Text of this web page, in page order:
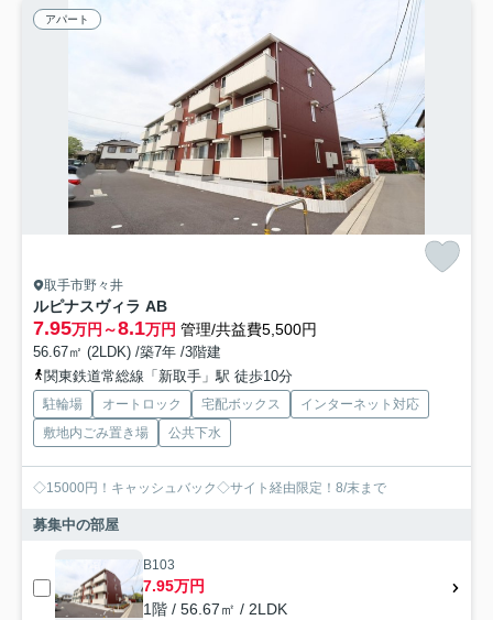
アパート
取手市野々井
ルピナスヴィラ AB
7.95万円～8.1万円 管理/共益費5,500円
56.67㎡ (2LDK) /築7年 /3階建
関東鉄道常総線「新取手」駅 徒歩10分
駐輪場 オートロック 宅配ボックス
インターネット対応
敷地内ごみ置き場
公共下水
◇15000円！キャッシュバック◇サイト経由限定！8/末まで
募集中の部屋
B103
7.95万円
1階 / 56.67㎡ / 2LDK